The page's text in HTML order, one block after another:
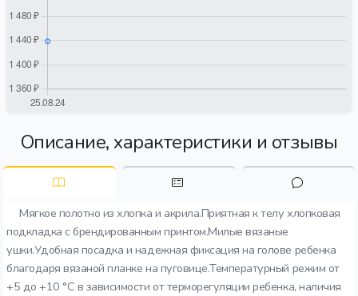
Описание, характеристики и отзывы
Мягкое полотно из хлопка и акрила.Приятная к телу хлопковая
подкладка с брендированным принтом.Милые вязаные
ушки.Удобная посадка и надежная фиксация на голове ребенка
благодаря вязаной планке на пуговице.Температурный режим от
+5 до +10 °C в зависимости от терморегуляции ребенка, наличия